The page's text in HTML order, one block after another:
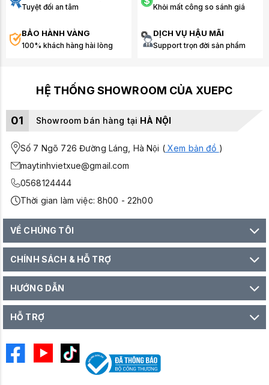
Tuyệt đối an tâm Khỏi mất công so sánh giá
BẢO HÀNH VÀNG
100% khách hàng hài lòng
DỊCH VỤ HẬU MÃI
Support trọn đời sản phẩm
HỆ THỐNG SHOWROOM CỦA XUEPC
01 Showroom bán hàng tại HÀ NỘI
Số 7 Ngõ 726 Đường Láng, Hà Nội (Xem bản đồ )
maytinhvietxue@gmail.com
0568124444
Thời gian làm việc: 8h00 - 22h00
VỀ CHÚNG TÔI
CHÍNH SÁCH & HỖ TRỢ
HƯỚNG DẪN
HỖ TRỢ